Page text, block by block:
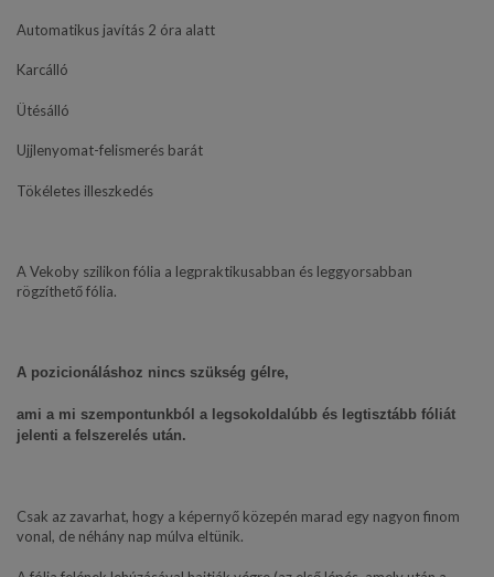
Automatikus javítás 2 óra alatt
Karcálló
Ütésálló
Ujjlenyomat-felismerés barát
Tökéletes illeszkedés
A Vekoby szilikon fólia a legpraktikusabban és leggyorsabban
rögzíthető fólia.
A pozicionáláshoz nincs szükség gélre,
ami a mi szempontunkból a legsokoldalúbb és legtisztább fóliát
jelenti a felszerelés után.
Csak az zavarhat, hogy a képernyő közepén marad egy nagyon finom
vonal, de néhány nap múlva eltünik.